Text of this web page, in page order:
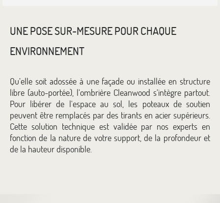
UNE POSE SUR-MESURE POUR CHAQUE
ENVIRONNEMENT
Qu’elle soit adossée à une façade ou installée en structure
libre (auto-portée), l’ombrière Cleanwood s’intègre partout.
Pour libérer de l'espace au sol, les poteaux de soutien
peuvent être remplacés par des tirants en acier supérieurs.
Cette solution technique est validée par nos experts en
fonction de la nature de votre support, de la profondeur et
de la hauteur disponible.